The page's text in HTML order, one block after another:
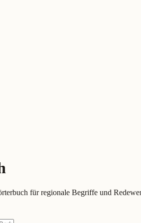
für regionale Begriffe und